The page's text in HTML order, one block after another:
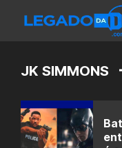
JK SIMMONS